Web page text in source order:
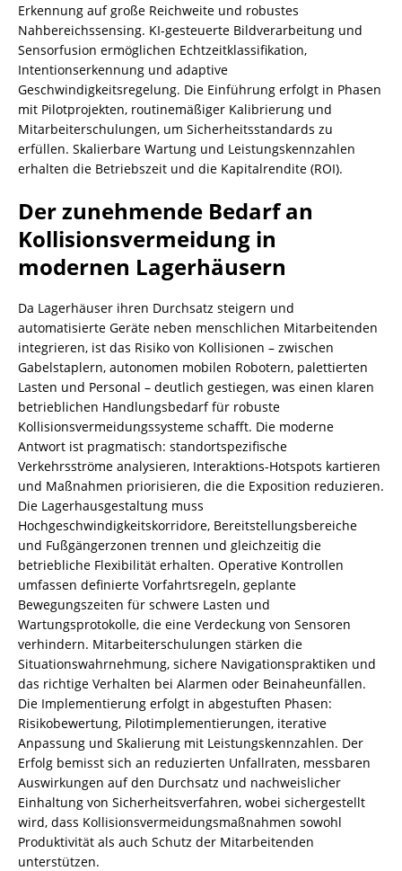
Erkennung auf große Reichweite und robustes
Nahbereichssensing. KI-gesteuerte Bildverarbeitung und
Sensorfusion ermöglichen Echtzeitklassifikation,
Intentionserkennung und adaptive
Geschwindigkeitsregelung. Die Einführung erfolgt in Phasen
mit Pilotprojekten, routinemäßiger Kalibrierung und
Mitarbeiterschulungen, um Sicherheitsstandards zu
erfüllen. Skalierbare Wartung und Leistungskennzahlen
erhalten die Betriebszeit und die Kapitalrendite (ROI).
Der zunehmende Bedarf an
Kollisionsvermeidung in
modernen Lagerhäusern
Da Lagerhäuser ihren Durchsatz steigern und
automatisierte Geräte neben menschlichen Mitarbeitenden
integrieren, ist das Risiko von Kollisionen – zwischen
Gabelstaplern, autonomen mobilen Robotern, palettierten
Lasten und Personal – deutlich gestiegen, was einen klaren
betrieblichen Handlungsbedarf für robuste
Kollisionsvermeidungssysteme schafft. Die moderne
Antwort ist pragmatisch: standortspezifische
Verkehrsströme analysieren, Interaktions-Hotspots kartieren
und Maßnahmen priorisieren, die die Exposition reduzieren.
Die Lagerhausgestaltung muss
Hochgeschwindigkeitskorridore, Bereitstellungsbereiche
und Fußgängerzonen trennen und gleichzeitig die
betriebliche Flexibilität erhalten. Operative Kontrollen
umfassen definierte Vorfahrtsregeln, geplante
Bewegungszeiten für schwere Lasten und
Wartungsprotokolle, die eine Verdeckung von Sensoren
verhindern. Mitarbeiterschulungen stärken die
Situationswahrnehmung, sichere Navigationspraktiken und
das richtige Verhalten bei Alarmen oder Beinaheunfällen.
Die Implementierung erfolgt in abgestuften Phasen:
Risikobewertung, Pilotimplementierungen, iterative
Anpassung und Skalierung mit Leistungskennzahlen. Der
Erfolg bemisst sich an reduzierten Unfallraten, messbaren
Auswirkungen auf den Durchsatz und nachweislicher
Einhaltung von Sicherheitsverfahren, wobei sichergestellt
wird, dass Kollisionsvermeidungsmaßnahmen sowohl
Produktivität als auch Schutz der Mitarbeitenden
unterstützen.